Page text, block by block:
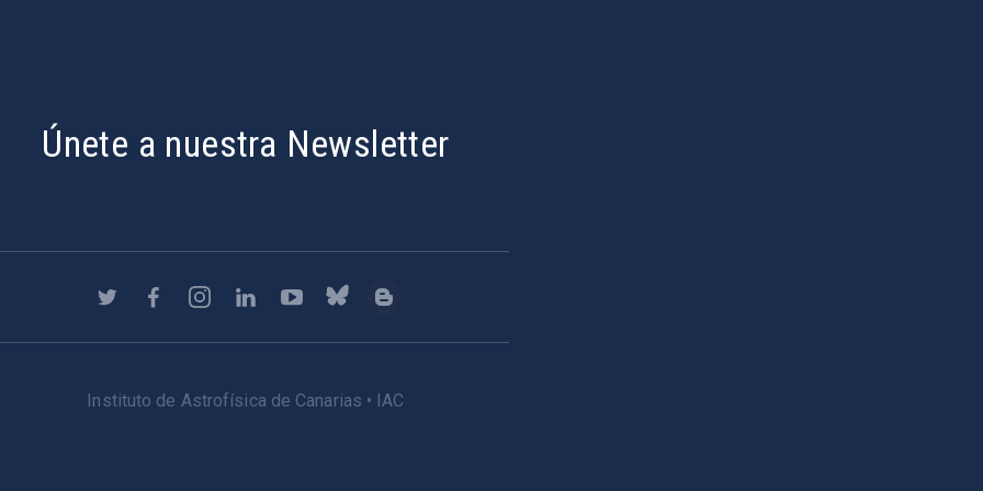
Únete a nuestra Newsletter
Instituto de Astrofísica de Canarias • IAC